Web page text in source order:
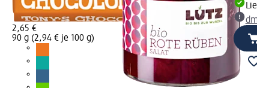
2,65 €
90 g (2,94 € je 100 g)
dm